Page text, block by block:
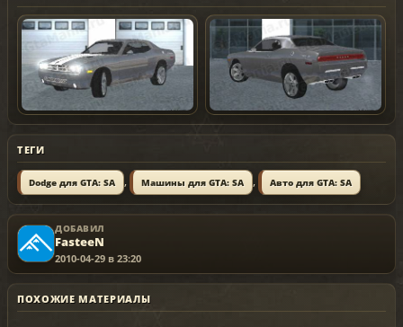
ТЕГИ
Dodge для GTA: SA , Машины для GTA: SA , Авто для GTA: SA
ДОБАВИЛ
FasteeN
2010-04-29 в 23:20
ПОХОЖИЕ МАТЕРИАЛЫ